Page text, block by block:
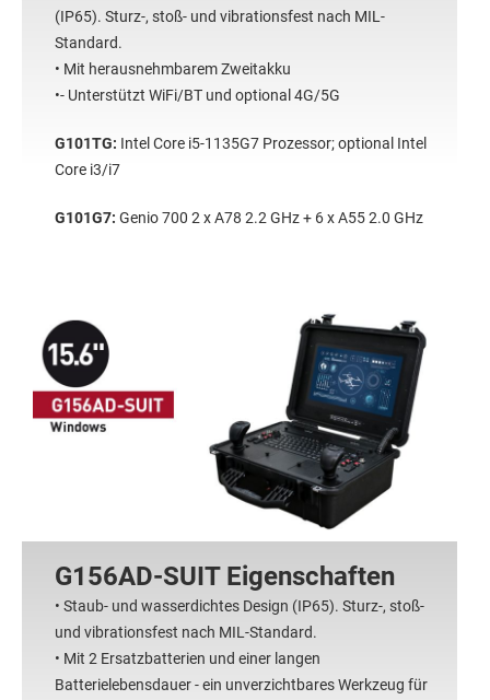
(IP65). Sturz-, stoß- und vibrationsfest nach MIL-
Standard.
• Mit herausnehmbarem Zweitakku
•- Unterstützt WiFi/BT und optional 4G/5G
G101TG: Intel Core i5-1135G7 Prozessor; optional Intel
Core i3/i7
G101G7: Genio 700 2 x A78 2.2 GHz + 6 x A55 2.0 GHz
G156AD-SUIT Eigenschaften
• Staub- und wasserdichtes Design (IP65). Sturz-, stoß-
und vibrationsfest nach MIL-Standard.
• Mit 2 Ersatzbatterien und einer langen
Batterielebensdauer - ein unverzichtbares Werkzeug für